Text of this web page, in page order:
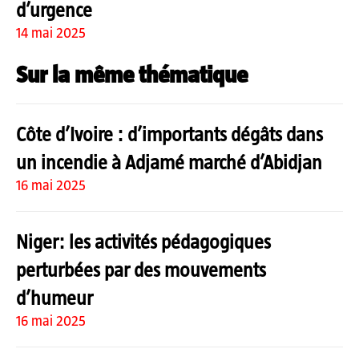
d’urgence
14 mai 2025
Sur la même thématique
Côte d’Ivoire : d’importants dégâts dans
un incendie à Adjamé marché d’Abidjan
16 mai 2025
Niger: les activités pédagogiques
perturbées par des mouvements
d’humeur
16 mai 2025